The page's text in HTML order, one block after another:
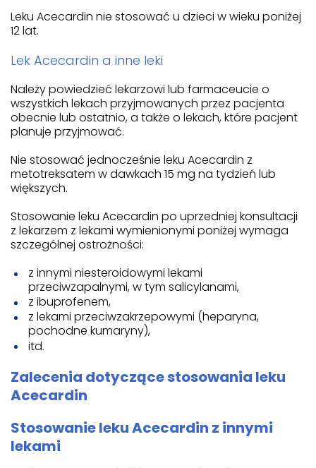
Leku Acecardin nie stosować u dzieci w wieku poniżej
12 lat.
Lek Acecardin a inne leki
Należy powiedzieć lekarzowi lub farmaceucie o
wszystkich lekach przyjmowanych przez pacjenta
obecnie lub ostatnio, a także o lekach, które pacjent
planuje przyjmować.
Nie stosować jednocześnie leku Acecardin z
metotreksatem w dawkach 15 mg na tydzień lub
większych.
Stosowanie leku Acecardin po uprzedniej konsultacji
z lekarzem z lekami wymienionymi poniżej wymaga
szczególnej ostrożności:
z innymi niesteroidowymi lekami
przeciwzapalnymi, w tym salicylanami,
z ibuprofenem,
z lekami przeciwzakrzepowymi (heparyna,
pochodne kumaryny),
itd.
Zalecenia dotyczące stosowania leku
Acecardin
Stosowanie leku Acecardin z innymi
lekami